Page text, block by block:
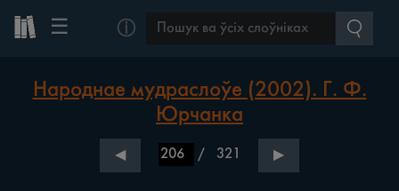
☰ ⓘ
Народнае мудраслоўе (2002). Г. Ф.
Юрчанка
◀ / 321 ▶